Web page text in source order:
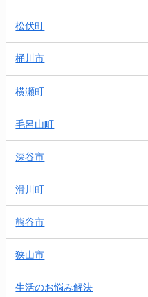
松伏町
桶川市
横瀬町
毛呂山町
深谷市
滑川町
熊谷市
狭山市
生活のお悩み解決